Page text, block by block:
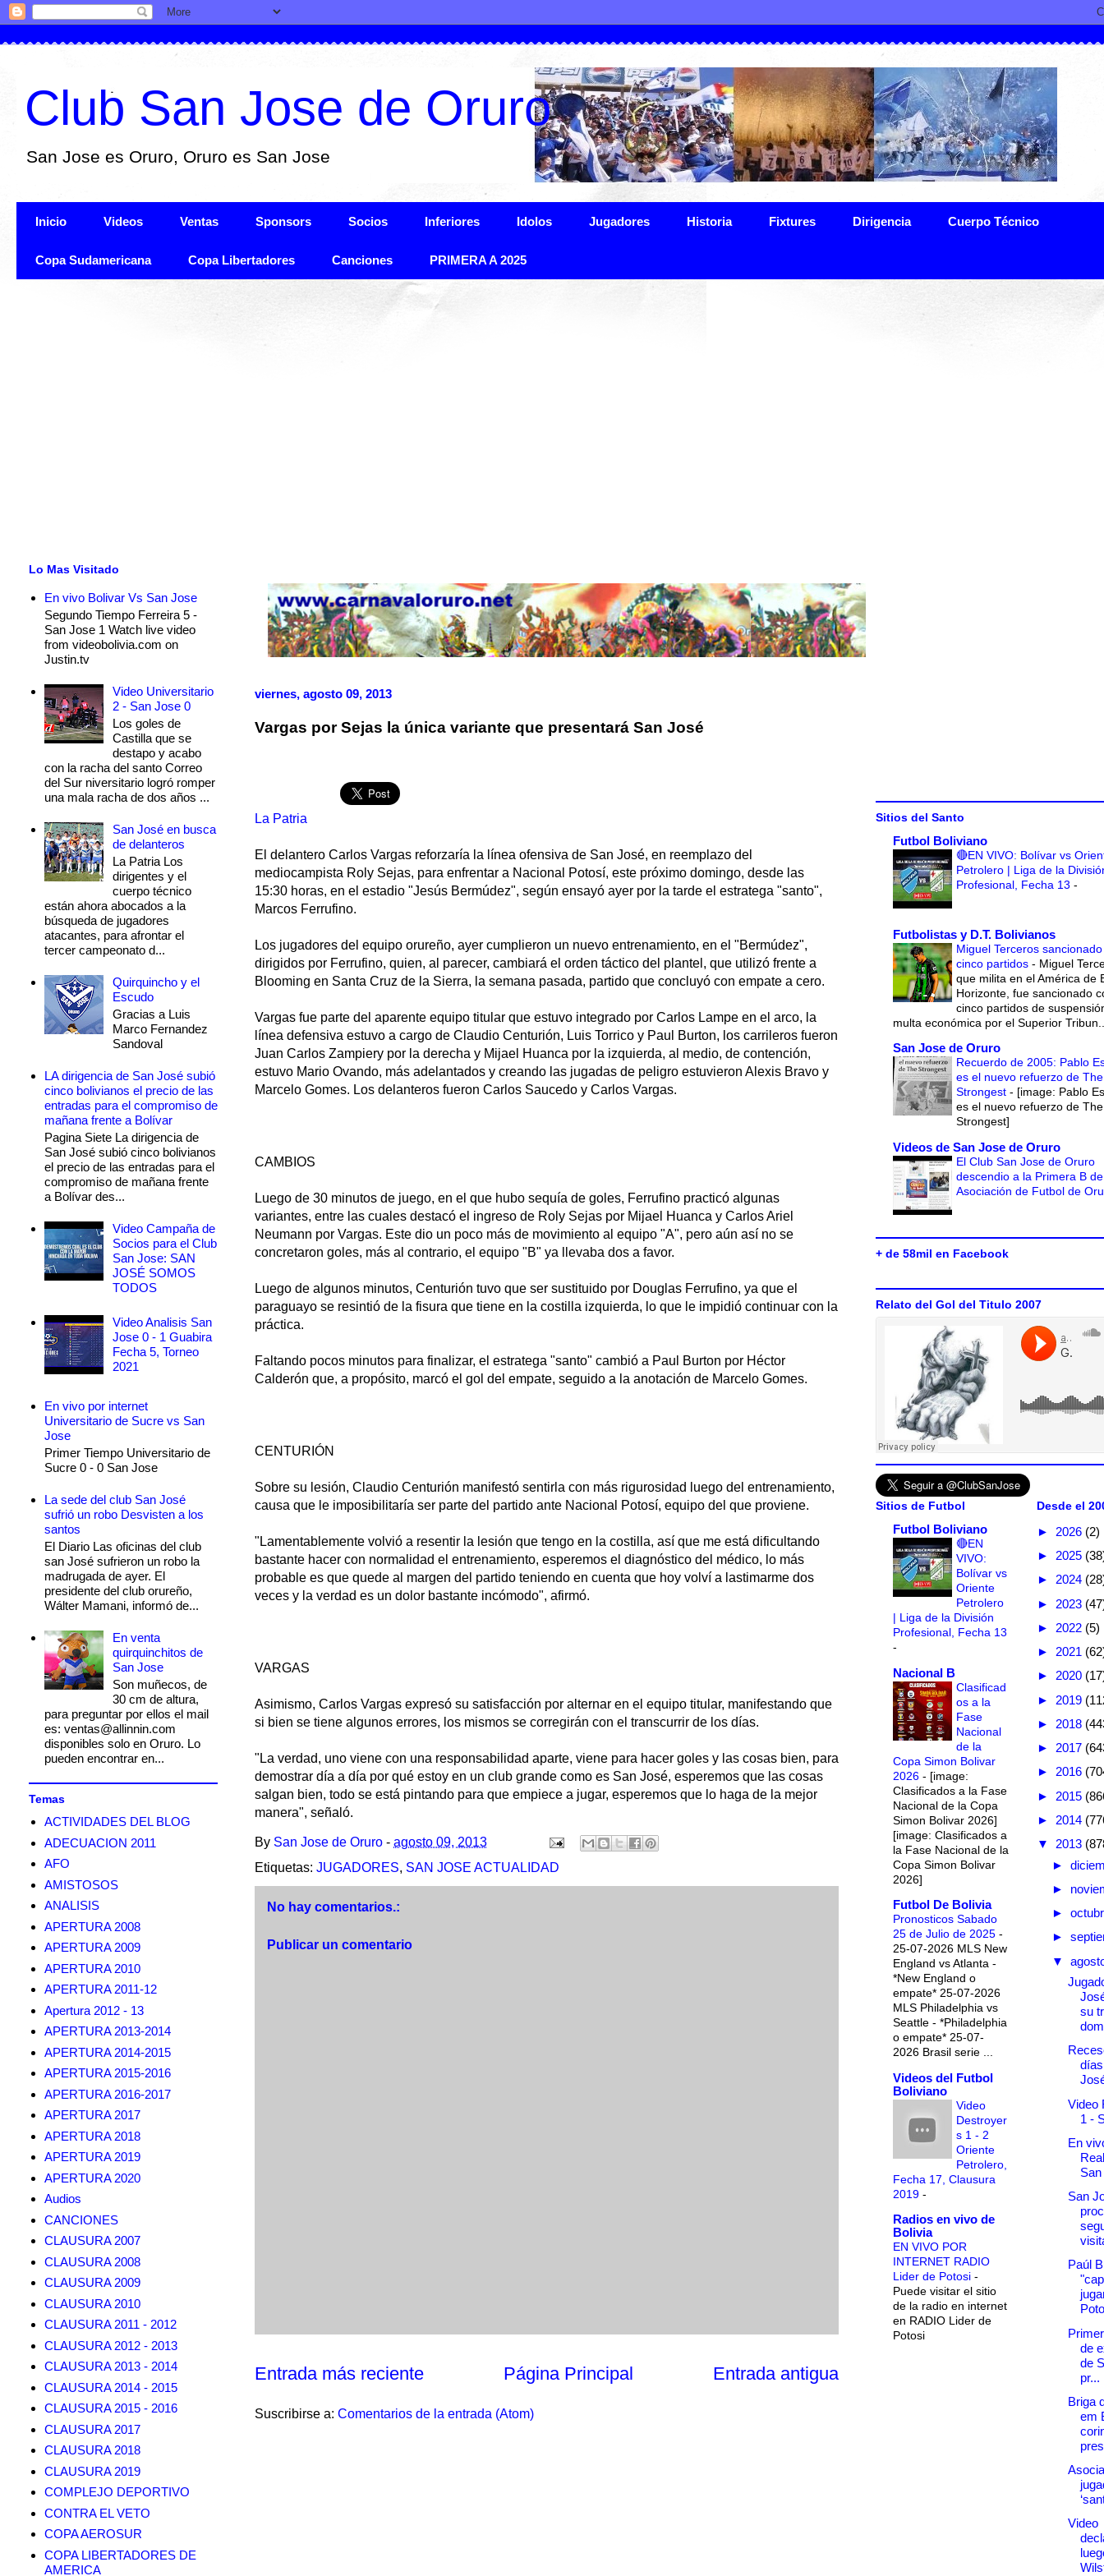
Club San Jose de Oruro
San Jose es Oruro, Oruro es San Jose
Inicio Videos Ventas Sponsors Socios Inferiores Idolos Jugadores Historia Fixtures Dirigencia Cuerpo Técnico
Copa Sudamericana Copa Libertadores Canciones PRIMERA A 2025
viernes, agosto 09, 2013
Vargas por Sejas la única variante que presentará San José
La Patria
El delantero Carlos Vargas reforzaría la línea ofensiva de San José, en reemplazo del
mediocampista Roly Sejas, para enfrentar a Nacional Potosí, este próximo domingo, desde las
15:30 horas, en el estadio "Jesús Bermúdez", según ensayó ayer por la tarde el estratega "santo",
Marcos Ferrufino.
Los jugadores del equipo orureño, ayer cumplieron un nuevo entrenamiento, en el "Bermúdez",
dirigidos por Ferrufino, quien, al parecer, cambiará el orden táctico del plantel, que utilizó frente a
Blooming en Santa Cruz de la Sierra, la semana pasada, partido que concluyó con empate a cero.
Vargas fue parte del aparente equipo titular que estuvo integrado por Carlos Lampe en el arco, la
línea defensiva estuvo a cargo de Claudio Centurión, Luis Torrico y Paul Burton, los carrileros fueron
Juan Carlos Zampiery por la derecha y Mijael Huanca por la izquierda, al medio, de contención,
estuvo Mario Ovando, más adelantados y creando las jugadas de peligro estuvieron Alexis Bravo y
Marcelo Gomes. Los delanteros fueron Carlos Saucedo y Carlos Vargas.
CAMBIOS
Luego de 30 minutos de juego, en el que hubo sequía de goles, Ferrufino practicó algunas
variantes, entre las cuales destacó el ingreso de Roly Sejas por Mijael Huanca y Carlos Ariel
Neumann por Vargas. Este dio un poco más de movimiento al equipo "A", pero aún así no se
concretaron goles, más al contrario, el equipo "B" ya llevaba dos a favor.
Luego de algunos minutos, Centurión tuvo que ser sustituido por Douglas Ferrufino, ya que el
paraguayo se resintió de la fisura que tiene en la costilla izquierda, lo que le impidió continuar con la
práctica.
Faltando pocos minutos para finalizar, el estratega "santo" cambió a Paul Burton por Héctor
Calderón que, a propósito, marcó el gol del empate, seguido a la anotación de Marcelo Gomes.
CENTURIÓN
Sobre su lesión, Claudio Centurión manifestó sentirla con más rigurosidad luego del entrenamiento,
causa que le imposibilitaría ser parte del partido ante Nacional Potosí, equipo del que proviene.
"Lamentablemente volvió a resentir la lesión que tengo en la costilla, así que me está dificultando
bastante hacer con normalidad el entrenamiento, esperemos el diagnóstico del médico, lo más
probable es que quede al margen del partido teniendo en cuenta que hoy volví a lastimarme dos
veces y la verdad es un dolor bastante incómodo", afirmó.
VARGAS
Asimismo, Carlos Vargas expresó su satisfacción por alternar en el equipo titular, manifestando que
si bien se tiene algunos errores, los mismos se corregirán con el transcurrir de los días.
"La verdad, uno viene con una responsabilidad aparte, viene para hacer goles y las cosas bien, para
demostrar día a día por qué estoy en un club grande como es San José, esperemos que las cosas
salgan bien, todo se está pintando para que empiece a jugar, esperemos que lo haga de la mejor
manera", señaló.
By San Jose de Oruro - agosto 09, 2013
Etiquetas: JUGADORES, SAN JOSE ACTUALIDAD
No hay comentarios.:
Publicar un comentario
Entrada más reciente Entrada antigua
Página Principal
Suscribirse a: Comentarios de la entrada (Atom)
Lo Mas Visitado
En vivo Bolivar Vs San Jose
Segundo Tiempo Ferreira 5 -
San Jose 1 Watch live video
from videobolivia.com on
Justin.tv
Video Universitario
2 - San Jose 0
Los goles de
Castilla que se
destapo y acabo
con la racha del santo Correo
del Sur niversitario logró romper
una mala racha de dos años ...
San José en busca
de delanteros
La Patria Los
dirigentes y el
cuerpo técnico
están ahora abocados a la
búsqueda de jugadores
atacantes, para afrontar el
tercer campeonato d...
Quirquincho y el
Escudo
Gracias a Luis
Marco Fernandez
Sandoval
LA dirigencia de San José subió
cinco bolivianos el precio de las
entradas para el compromiso de
mañana frente a Bolívar
Pagina Siete La dirigencia de
San José subió cinco bolivianos
el precio de las entradas para el
compromiso de mañana frente
a Bolívar des...
Video Campaña de
Socios para el Club
San Jose: SAN
JOSÉ SOMOS
TODOS
Video Analisis San
Jose 0 - 1 Guabira
Fecha 5, Torneo
2021
En vivo por internet
Universitario de Sucre vs San
Jose
Primer Tiempo Universitario de
Sucre 0 - 0 San Jose
La sede del club San José
sufrió un robo Desvisten a los
santos
El Diario Las oficinas del club
san José sufrieron un robo la
madrugada de ayer. El
presidente del club orureño,
Wálter Mamani, informó de...
En venta
quirquinchitos de
San Jose
Son muñecos, de
30 cm de altura,
para preguntar por ellos el mail
es: ventas@allinnin.com
disponibles solo en Oruro. Lo
pueden encontrar en...
Temas
ACTIVIDADES DEL BLOG
ADECUACION 2011
AFO
AMISTOSOS
ANALISIS
APERTURA 2008
APERTURA 2009
APERTURA 2010
APERTURA 2011-12
Apertura 2012 - 13
APERTURA 2013-2014
APERTURA 2014-2015
APERTURA 2015-2016
APERTURA 2016-2017
APERTURA 2017
APERTURA 2018
APERTURA 2019
APERTURA 2020
Audios
CANCIONES
CLAUSURA 2007
CLAUSURA 2008
CLAUSURA 2009
CLAUSURA 2010
CLAUSURA 2011 - 2012
CLAUSURA 2012 - 2013
CLAUSURA 2013 - 2014
CLAUSURA 2014 - 2015
CLAUSURA 2015 - 2016
CLAUSURA 2017
CLAUSURA 2018
CLAUSURA 2019
COMPLEJO DEPORTIVO
CONTRA EL VETO
COPA AEROSUR
COPA LIBERTADORES DE
AMERICA
Sitios del Santo
Futbol Boliviano
🔴EN VIVO: Bolívar vs
Petrolero | Liga de la
Profesional, Fecha 13 -
Futbolistas y D.T. Bolivianos
Miguel Terceros
cinco partidos - Miguel
que milita en el América de
Horizonte, fue sancionado
cinco partidos de
multa económica por el Superior
San Jose de Oruro
Recuerdo de 2005: Pablo
es el nuevo refuerzo de The
Strongest - [image: Pablo
es el nuevo refuerzo de The
Strongest]
Videos de San Jose de Oruro
El Club San Jose de Oruro
descendio a la Primera B
Asociación de Futbol de
+ de 58mil en Facebook
Relato del Gol del Titulo 2007
Sitios de Futbol
Futbol Boliviano
🔴EN
VIVO:
Bolívar vs
Oriente
Petrolero
| Liga de la División
Profesional, Fecha 13
-
Nacional B
Clasificad
os a la
Fase
Nacional
de la
Copa Simon Bolivar
2026 - [image:
Clasificados a la Fase
Nacional de la Copa
Simon Bolivar 2026]
[image: Clasificados a
la Fase Nacional de la
Copa Simon Bolivar
2026]
Futbol De Bolivia
Pronosticos Sabado
25 de Julio de 2025 -
25-07-2026 MLS New
England vs Atlanta -
*New England o
empate* 25-07-2026
MLS Philadelphia vs
Seattle - *Philadelphia
o empate* 25-07-
2026 Brasil serie ...
Videos del Futbol
Boliviano
Video
Destroyer
s 1 - 2
Oriente
Petrolero,
Fecha 17, Clausura
2019 -
Radios en vivo de
Bolivia
EN VIVO POR
INTERNET RADIO
Lider de Potosi -
Puede visitar el sitio
de la radio en internet
en RADIO Lider de
Potosi
Desde el
► 2026 (2)
► 2025
► 2024
► 2023
► 2022 (5)
► 2021
► 2020
► 2019
► 2018
► 2017
► 2016
► 2015
► 2014
▼ 2013
►
►
►
►
▼
su
Video
1 -
En
San
Paúl
de
de
pr...
Briga
em
Video